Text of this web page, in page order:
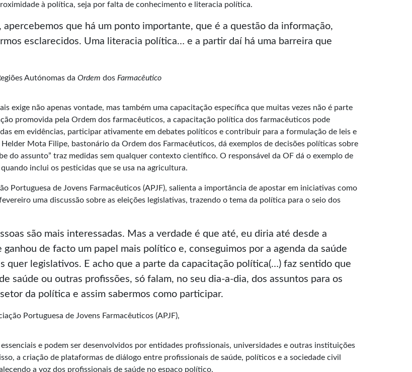
à política, seja por falta de conhecimento e literacia política.
que há um ponto importante, que é a questão da informação,
esclarecidos. Uma literacia política… e a partir daí há uma barreira que
Autónomas da Ordem dos Farmacêutico
exige não apenas vontade, mas também uma capacitação específica que muitas vezes não é parte
promovida pela Ordem dos farmacêuticos, a capacitação política dos farmacêuticos pode
em evidências, participar ativamente em debates políticos e contribuir para a formulação de leis e
Mota Filipe, bastonário da Ordem dos Farmacêuticos, dá exemplos de decisões políticas sobre
do assunto” traz medidas sem qualquer contexto científico. O responsável da OF dá o exemplo de
inclui os pesticidas que se usa na agricultura.
Portuguesa de Jovens Farmacêuticos (APJF), salienta a importância de apostar em iniciativas como
uma discussão sobre as eleições legislativas, trazendo o tema da política para o seio dos
são mais interessadas. Mas a verdade é que até, eu diria até desde a
de facto um papel mais político e, conseguimos por a agenda da saúde
quer legislativos. E acho que a parte da capacitação política(…) faz sentido que
saúde ou outras profissões, só falam, no seu dia-a-dia, dos assuntos para os
da política e assim sabermos como participar.
Portuguesa de Jovens Farmacêuticos (APJF),
e podem ser desenvolvidos por entidades profissionais, universidades e outras instituições
a criação de plataformas de diálogo entre profissionais de saúde, políticos e a sociedade civil
a voz dos profissionais de saúde no espaço político.